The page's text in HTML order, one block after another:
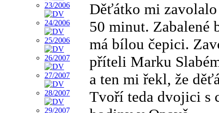
Děťátko mi
50 minut. Zabalené
má bílou čepici.
příteli Marku
a ten mi řekl, že
Tvoří teda dvojici s